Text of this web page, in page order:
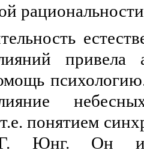
привела
понятием
Юнг. Он